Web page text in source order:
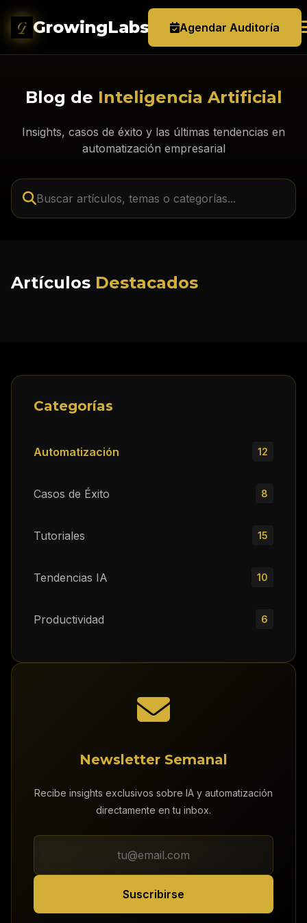
GrowingLabs Agendar Auditoría
Blog de Inteligencia Artificial
Insights, casos de éxito y las últimas tendencias en
automatización empresarial
Artículos Destacados
Categorías
Automatización 12
Casos de Éxito 8
Tutoriales 15
Tendencias IA 10
Productividad 6
Newsletter Semanal
Recibe insights exclusivos sobre IA y automatización
directamente en tu inbox.
Suscribirse